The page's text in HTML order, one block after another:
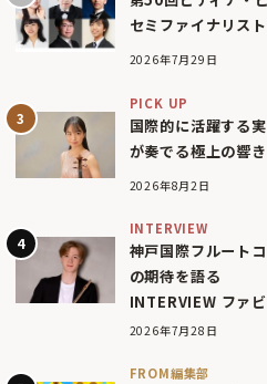
セミファイナリス
2026年7月29日
PICK UP
国際的に活躍する
が奏でる極上の響き
2026年8月2日
INTERVIEW
神戸国際フルート
の期待を語る
INTERVIEW ファ
2026年7月28日
FROM編集部